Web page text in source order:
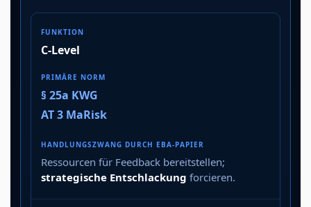
C-Level
§ 25a KWG
AT 3 MaRisk
Ressourcen für Feedback bereitstellen;
strategische Entschlackung forcieren.